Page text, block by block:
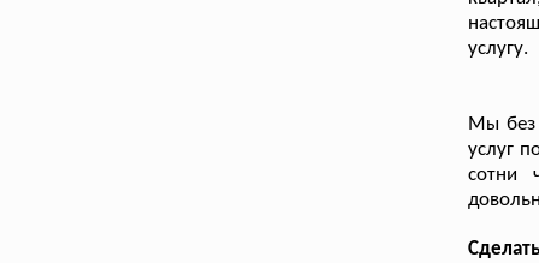
услугу.
Мы без
услуг
сотни